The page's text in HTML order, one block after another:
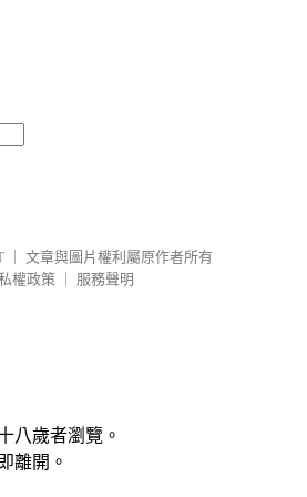
文章與圖片權利屬原作者所有
權政策
服務聲明
八歲者瀏覽。
離開。